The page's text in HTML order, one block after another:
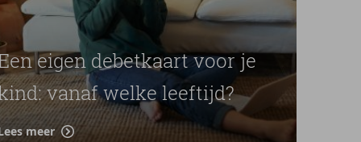
eigen debetkaart voor je
vanaf welke leeftijd?
meer